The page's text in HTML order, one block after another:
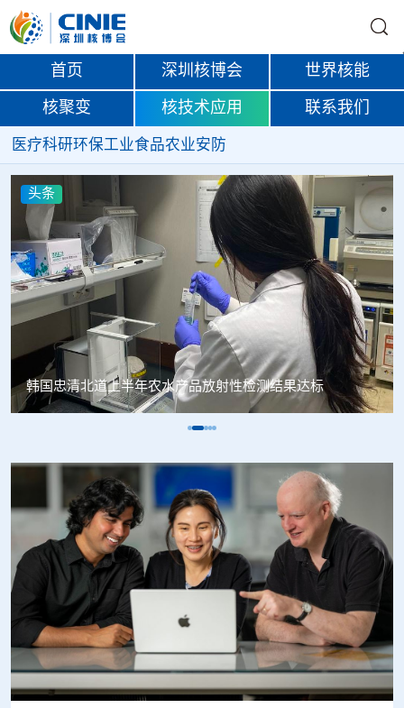
首页 深圳核博会 世界核能
核聚变 核技术应用 联系我们
医疗科研环保工业食品农业安防
头条
韩国忠清北道上半年农水产品放射性检测结果达标